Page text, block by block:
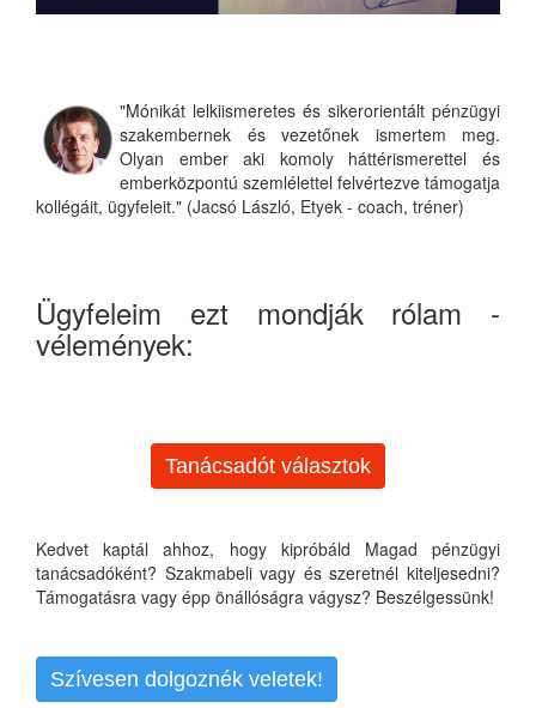
"Mónikát lelkiismeretes és sikerorientált pénzügyi
szakembernek és vezetőnek ismertem meg.
Olyan ember aki komoly háttérismerettel és
emberközpontú szemlélettel felvértezve támogatja
kollégáit, ügyfeleit." (Jacsó László, Etyek - coach, tréner)
Ügyfeleim ezt mondják rólam -
vélemények:
Tanácsadót választok
Kedvet kaptál ahhoz, hogy kipróbáld Magad pénzügyi
tanácsadóként? Szakmabeli vagy és szeretnél kiteljesedni?
Támogatásra vagy épp önállóságra vágysz? Beszélgessünk!
Szívesen dolgoznék veletek!